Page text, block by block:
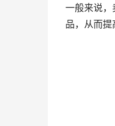
一般来说
品，从而